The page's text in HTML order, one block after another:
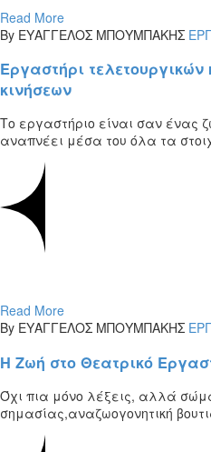
Read More
By ΕΥΑΓΓΕΛΟΣ ΜΠΟΥΜΠΑΚΗΣ
Εργαστήρι
κινήσεων
Το εργαστήριο είναι σαν ένας
αναπνέει μέσα του όλα τα
Read More
By ΕΥΑΓΓΕΛΟΣ ΜΠΟΥΜΠΑΚΗΣ
Η Ζωή στο Θεατρικό
Όχι πια μόνο λέξεις, αλλά
σημασίας,αναζωογονητική